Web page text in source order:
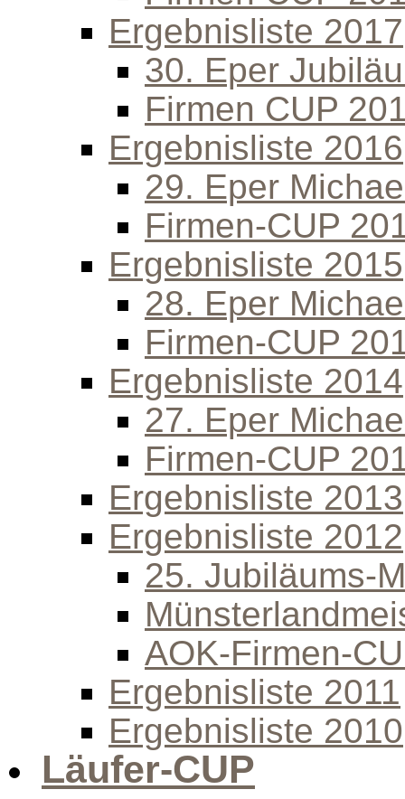
Ergebnisliste 2017
30. Eper
Firmen CUP
Ergebnisliste 2016
29. Eper
Firmen-CUP
Ergebnisliste 2015
28. Eper
Firmen-CUP
Ergebnisliste 2014
27. Eper
Firmen-CUP
Ergebnisliste 2013
Ergebnisliste 2012
25. Jubiläums-
AOK-Firmen-
Ergebnisliste 2011
Ergebnisliste 2010
Läufer-CUP